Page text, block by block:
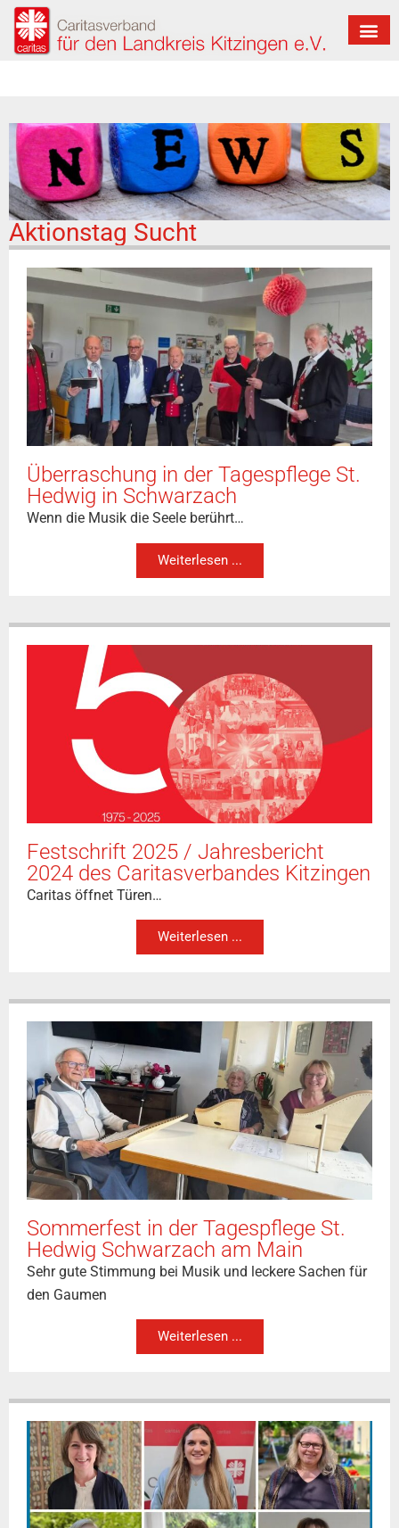
Aktionstag Sucht
Überraschung in der Tagespflege St.
Hedwig in Schwarzach
Wenn die Musik die Seele berührt…
Weiterlesen ...
Festschrift 2025 / Jahresbericht
2024 des Caritasverbandes Kitzingen
Caritas öffnet Türen…
Weiterlesen ...
Sommerfest in der Tagespflege St.
Hedwig Schwarzach am Main
Sehr gute Stimmung bei Musik und leckere Sachen für
den Gaumen
Weiterlesen ...